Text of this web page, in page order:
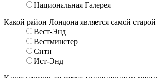
Национальная Галерея
Какой район Лондона является самой
Вест-Энд
Вестминстер
Сити
Ист-Энд